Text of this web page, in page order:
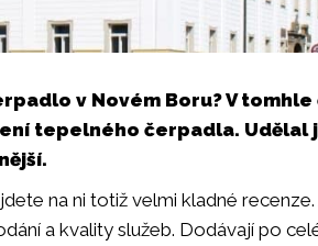
v Novém Boru? V
tepelného čerpadla. Udělal
na ni totiž velmi kladné
a kvality služeb. Dodávají po